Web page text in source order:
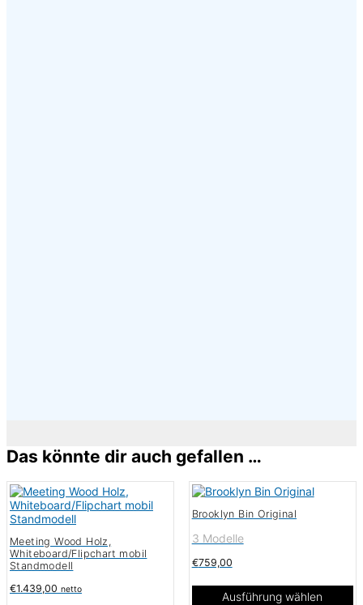
Das könnte dir auch gefallen …
Meeting Wood Holz,
Whiteboard/Flipchart mobil
Standmodell
€1.439,00 netto
Brooklyn Bin Original
3 Modelle
€759,00
Ausführung wählen